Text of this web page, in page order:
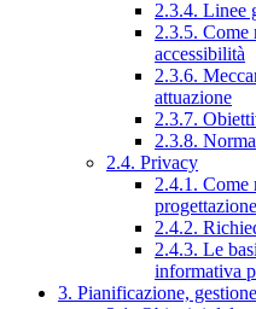
2.3.4. Linee
2.3.5. Come
accessibilità
2.3.6.
attuazione
2.3.7.
2.3.8.
2.4. Privacy
2.4.1. Come
2.4.2.
2.4.3. Le
informativa
3. Pianificazione,